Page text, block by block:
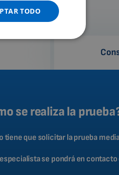
se realiza la
tiene que solicitar la prueba
se pondrá en contacto
PORTUGUESE
SPANISH
CATALAN
CHINESE (TRADITIONAL)
CHINESE (SIMPLIFIED)
TODO